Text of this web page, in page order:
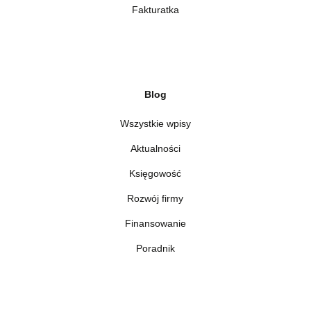
Fakturatka
Blog
Wszystkie wpisy
Aktualności
Księgowość
Rozwój firmy
Finansowanie
Poradnik